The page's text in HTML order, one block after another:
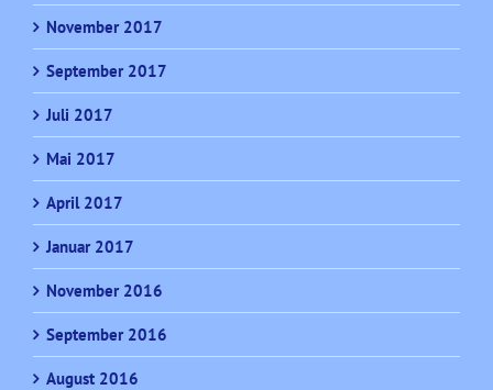
November 2017
September 2017
Juli 2017
Mai 2017
April 2017
Januar 2017
November 2016
September 2016
August 2016